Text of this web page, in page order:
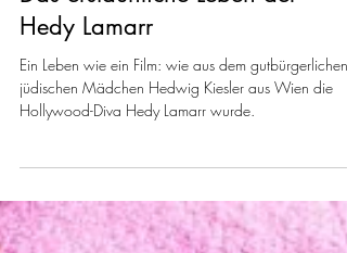
Vom Wiener Mädel zur
Das erstaunliche Leben der
Hedy Lamarr
Ein Leben wie ein Film: wie aus dem gutbürgerlichen,